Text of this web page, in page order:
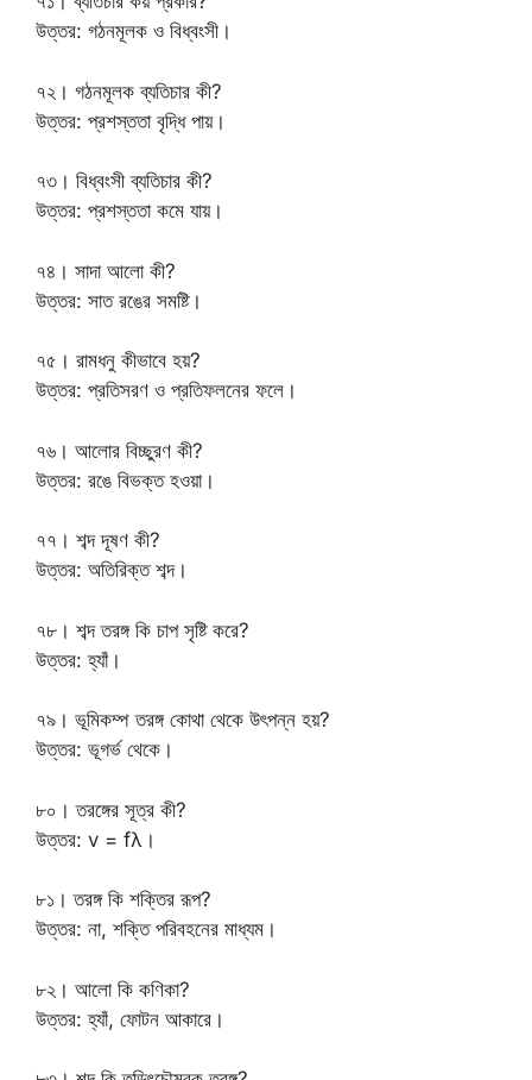
উত্তর: গঠনমূলক ও বিধ্বংসী।
৭২। গঠনমূলক ব্যতিচার কী?
উত্তর: প্রশস্ততা বৃদ্ধি পায়।
৭৩। বিধ্বংসী ব্যতিচার কী?
উত্তর: প্রশস্ততা কমে যায়।
৭৪। সাদা আলো কী?
উত্তর: সাত রঙের সমষ্টি।
৭৫। রামধনু কীভাবে হয়?
উত্তর: প্রতিসরণ ও প্রতিফলনের ফলে।
৭৬। আলোর বিচ্ছুরণ কী?
উত্তর: রঙে বিভক্ত হওয়া।
৭৭। শব্দ দূষণ কী?
উত্তর: অতিরিক্ত শব্দ।
৭৮। শব্দ তরঙ্গ কি চাপ সৃষ্টি করে?
উত্তর: হ্যাঁ।
৭৯। ভূমিকম্প তরঙ্গ কোথা থেকে উৎপন্ন হয়?
উত্তর: ভূগর্ভ থেকে।
৮০। তরঙ্গের সূত্র কী?
উত্তর: v = fλ।
৮১। তরঙ্গ কি শক্তির রূপ?
উত্তর: না, শক্তি পরিবহনের মাধ্যম।
৮২। আলো কি কণিকা?
উত্তর: হ্যাঁ, ফোটন আকারে।